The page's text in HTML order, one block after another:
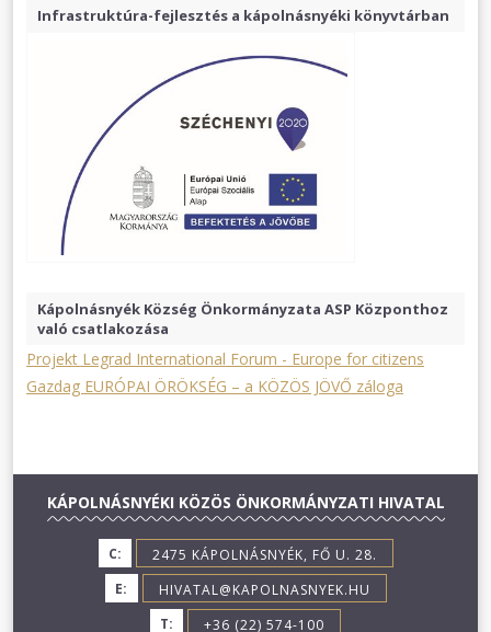
Infrastruktúra-fejlesztés a kápolnásnyéki könyvtárban
Kápolnásnyék Község Önkormányzata ASP Központhoz
való csatlakozása
Projekt Legrad International Forum - Europe for citizens
Gazdag EURÓPAI ÖRÖKSÉG – a KÖZÖS JÖVŐ záloga
KÁPOLNÁSNYÉKI KÖZÖS ÖNKORMÁNYZATI HIVATAL
C:
2475 KÁPOLNÁSNYÉK, FŐ U. 28.
E:
HIVATAL@KAPOLNASNYEK.HU
T:
+36 (22) 574-100